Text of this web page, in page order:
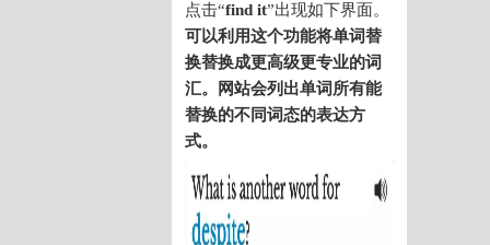
点击“find it”出现如下界面。
可以利用这个功能将单词替
换替换成更高级更专业的词
汇。
网站会列出单词所有能
替换的不同词态的表达方
式。